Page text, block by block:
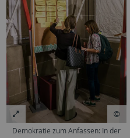
Demokratie zum Anfassen: In der